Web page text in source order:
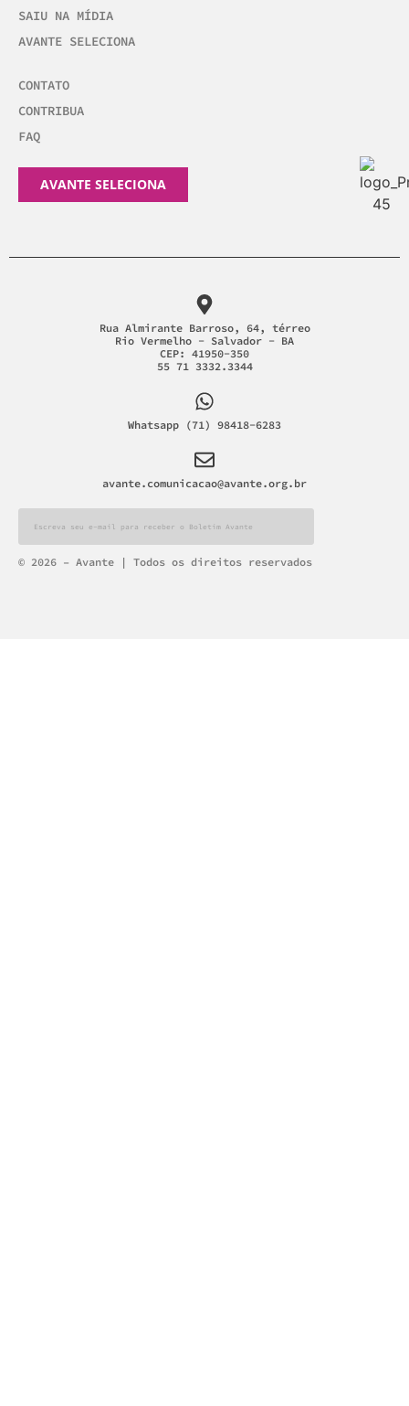
SAIU NA MÍDIA
AVANTE SELECIONA
CONTATO
CONTRIBUA
FAQ
AVANTE SELECIONA
Rua Almirante Barroso, 64, térreo
Rio Vermelho - Salvador - BA
CEP: 41950-350
55 71 3332.3344
Whatsapp (71) 98418-6283
avante.comunicacao@avante.org.br
Alternative:
© 2026 – Avante | Todos os direitos reservados